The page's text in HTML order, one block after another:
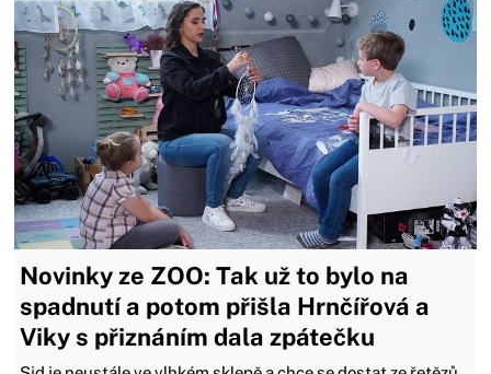
Novinky ze ZOO: Tak už to bylo na
spadnutí a potom přišla Hrnčířová a
Viky s přiznáním dala zpátečku